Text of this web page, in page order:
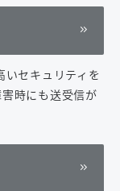
いセキュリティを
時にも送受信が